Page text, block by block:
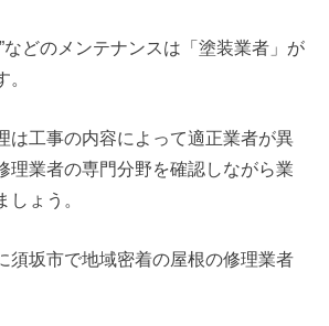
などのメンテナンスは「塗装業者」が
。
は工事の内容によって適正業者が異
理業者の専門分野を確認しながら業
しょう。
須坂市で地域密着の屋根の修理業者